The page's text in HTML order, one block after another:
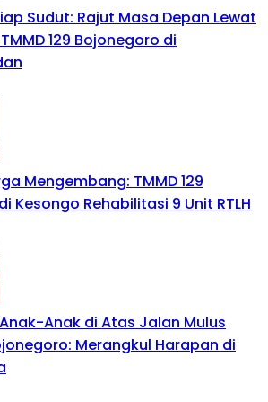
Sudut: Rajut Masa Depan Lewat
129 Bojonegoro di
Mengembang: TMMD 129
Kesongo Rehabilitasi 9 Unit RTLH
Anak di Atas Jalan Mulus
Merangkul Harapan di